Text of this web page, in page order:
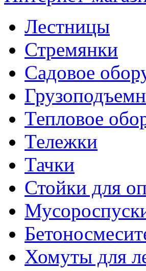
Лестницы
Стремянки
Садовое
Тепловое
Тележки
Тачки
Стойки для
Хомуты для